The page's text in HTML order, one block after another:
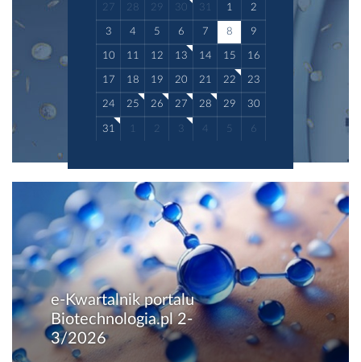
27 28 29 30 31 1 2
3 4 5 6 7 8 9
10 11 12 13 14 15 16
17 18 19 20 21 22 23
24 25 26 27 28 29 30
31 1 2 3 4 5 6
e-Kwartalnik portalu
Biotechnologia.pl 2-
3/2026